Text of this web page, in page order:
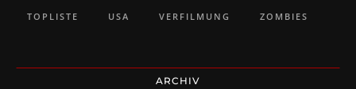
TOPLISTE USA VERFILMUNG ZOMBIES
ARCHIV